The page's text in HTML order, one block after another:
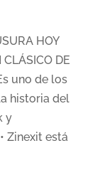
HOY
DE
uno de los
historia del
y
Zinexit está